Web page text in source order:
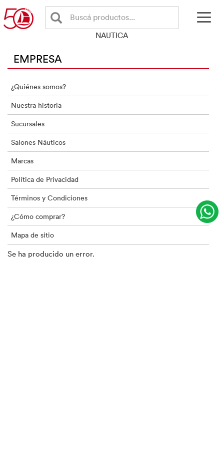
Buscá productos...
NAUTICA
EMPRESA
¿Quiénes somos?
Nuestra historia
Sucursales
Salones Náuticos
Marcas
Política de Privacidad
Términos y Condiciones
¿Cómo comprar?
Mapa de sitio
Se ha producido un error.